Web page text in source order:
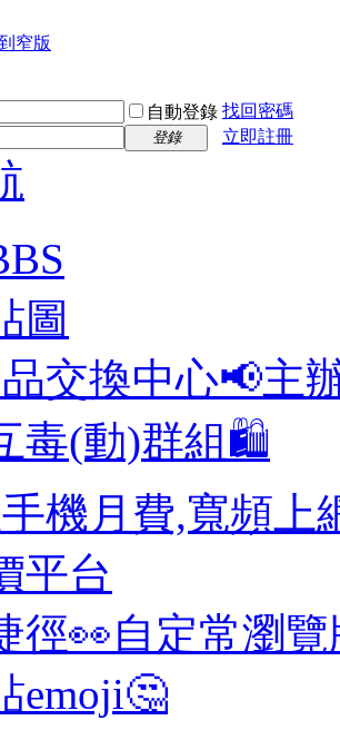
窄版
自動登錄 找回密碼
登錄 立即註冊
圖
交換中心📢主
毒(動)群組🛍️
機月費,寬頻上
平台
徑👀自定常瀏
emoji🤔